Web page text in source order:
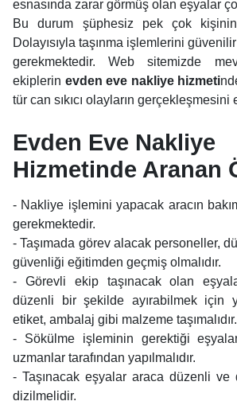
esnasında zarar görmüş olan eşyalar
Bu durum şüphesiz pek çok kişinin
Dolayısıyla taşınma işlemlerini
gerekmektedir. Web sitemizde
ekiplerin evden eve nakliye hizmeti
tür can sıkıcı olayların
Evden Eve Nakliye
Hizmetinde Aranan
- Nakliye işlemini yapacak aracın
gerekmektedir.
- Taşımada görev alacak personeller,
güvenliği eğitimden geçmiş olmalıdır.
- Görevli ekip taşınacak olan
düzenli bir şekilde ayırabilmek için
etiket, ambalaj gibi malzeme taşımalıdır.
- Sökülme işleminin gerektiği
uzmanlar tarafından yapılmalıdır.
- Taşınacak eşyalar araca düzenli
dizilmelidir.